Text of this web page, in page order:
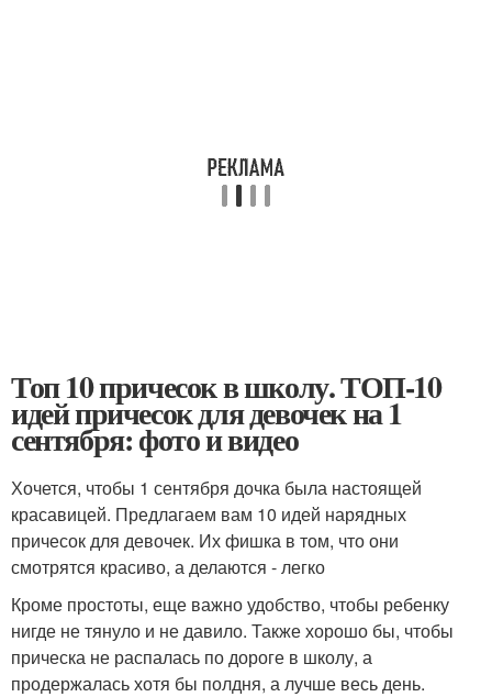
Топ 10 причесок в школу. ТОП-10
идей причесок для девочек на 1
сентября: фото и видео
Хочется, чтобы 1 сентября дочка была настоящей
красавицей. Предлагаем вам 10 идей нарядных
причесок для девочек. Их фишка в том, что они
смотрятся красиво, а делаются - легко
Кроме простоты, еще важно удобство, чтобы ребенку
нигде не тянуло и не давило. Также хорошо бы, чтобы
прическа не распалась по дороге в школу, а
продержалась хотя бы полдня, а лучше весь день.